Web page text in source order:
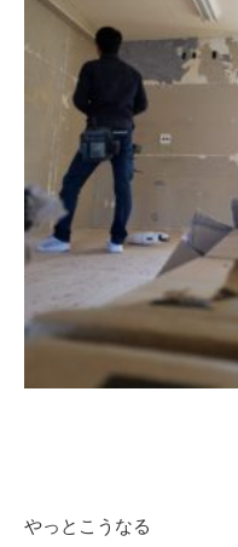
やっとこうなる